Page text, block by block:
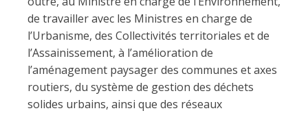
de travailler avec les Ministres en charge de
l’Urbanisme, des Collectivités territoriales et de
l’Assainissement, à l’amélioration de
l’aménagement paysager des communes et axes
routiers, du système de gestion des déchets
solides urbains, ainsi que des réseaux